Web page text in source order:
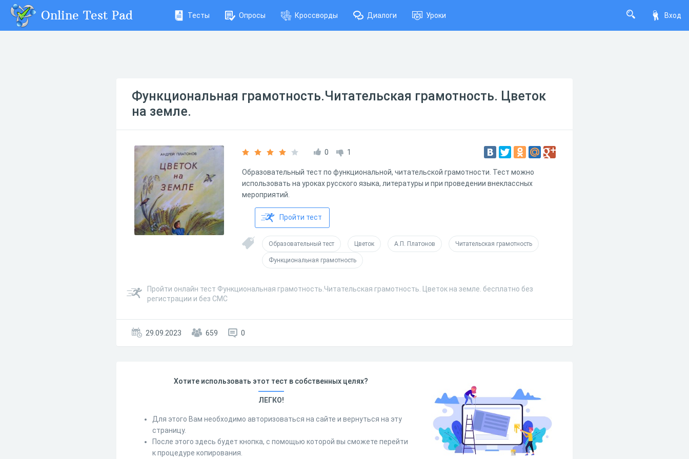
Вход
Online Test Pad Тесты Опросы Кроссворды Диалоги Уроки
Функциональная грамотность.Читательская грамотность. Цветок
на земле.
0 1
Образовательный тест по функциональной, читательской грамотности. Тест можно
использовать на уроках русского языка, литературы и при проведении внеклассных
мероприятий.
Пройти тест
Образовательный тест Цветок А.П. Платонов Читательская грамотность
Функциональная грамотность
Пройти онлайн тест Функциональная грамотность.Читательская грамотность. Цветок на земле. бесплатно без
регистрации и без СМС
29.09.2023 659 0
Хотите использовать этот тест в собственных целях?
ЛЕГКО!
Для этого Вам необходимо авторизоваться на сайте и вернуться на эту
страницу.
После этого здесь будет кнопка, с помощью которой вы сможете перейти
к процедуре копирования.